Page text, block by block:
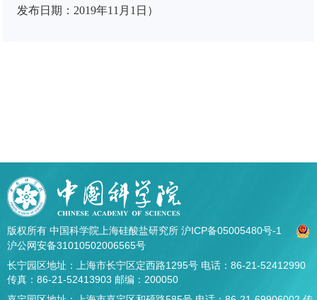
发布日期：2019年11月1 日）
版权所有 中国科学院上海硅酸盐研究所 沪ICP备05005480号-1
沪公网安备31010502006565号
长宁园区地址：上海市长宁区定西路1295号 电话：86-21-52412990
传真：86-21-52413903 邮编：200050